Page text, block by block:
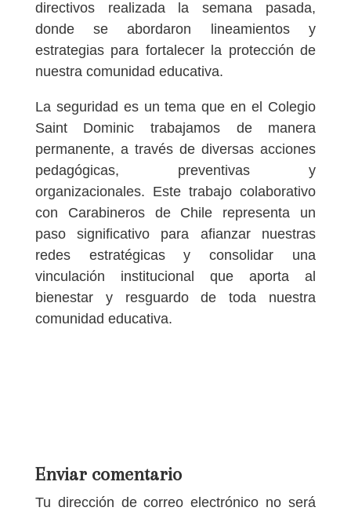
directivos realizada la semana pasada,
donde se abordaron lineamientos y
estrategias para fortalecer la protección de
nuestra comunidad educativa.
La seguridad es un tema que en el Colegio
Saint Dominic trabajamos de manera
permanente, a través de diversas acciones
pedagógicas, preventivas y
organizacionales. Este trabajo colaborativo
con Carabineros de Chile representa un
paso significativo para afianzar nuestras
redes estratégicas y consolidar una
vinculación institucional que aporta al
bienestar y resguardo de toda nuestra
comunidad educativa.
Enviar comentario
Tu dirección de correo electrónico no será